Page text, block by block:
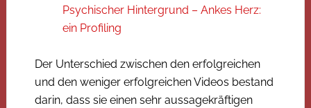
Psychischer Hintergrund – Ankes Herz:
ein Profiling
Der Unterschied zwischen den erfolgreichen
und den weniger erfolgreichen Videos bestand
darin, dass sie einen sehr aussagekräftigen